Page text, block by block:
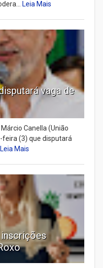
Leia Mais
vaga de
Canella (União
feira (3) que disputará
Leia Mais